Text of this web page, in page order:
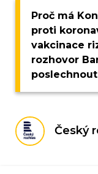
Proč má
proti
vakcinace
rozhovor
Český